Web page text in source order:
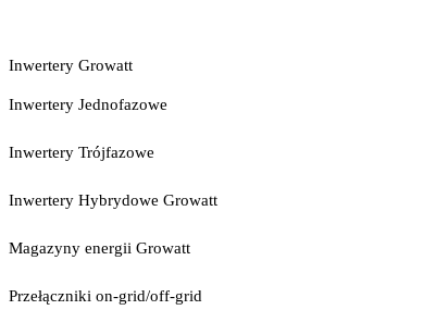
Inwertery Growatt
Inwertery Jednofazowe
Inwertery Trójfazowe
Inwertery Hybrydowe Growatt
Magazyny energii Growatt
Przełączniki on-grid/off-grid